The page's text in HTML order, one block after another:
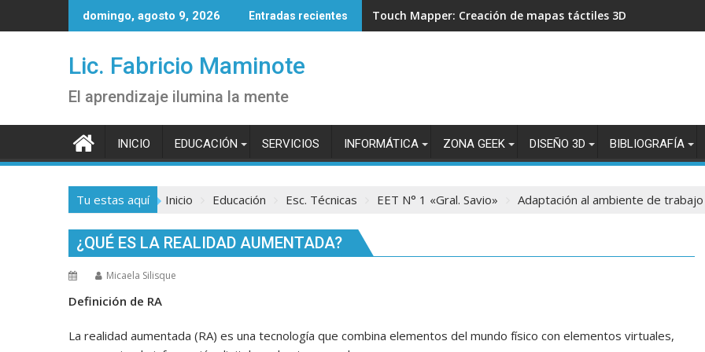
al
domingo, agosto 9, 2026 Entradas recientes Touch Mapper: Creación de mapas táctiles 3D para
Lic. Fabricio Maminote
El aprendizaje ilumina la mente
INICIO EDUCACIÓN SERVICIOS INFORMÁTICA ZONA GEEK DISEÑO 3D BIBLIOGRAFÍA
Tu estas aquí Inicio Educación Esc. Técnicas EET N° 1 «Gral. Savio» Adaptación al ambiente de
¿QUÉ ES LA REALIDAD AUMENTADA?
Micaela Silisque
Definición de RA
La realidad aumentada (RA) es una tecnología que combina elementos del mundo físico con elementos virtuales,